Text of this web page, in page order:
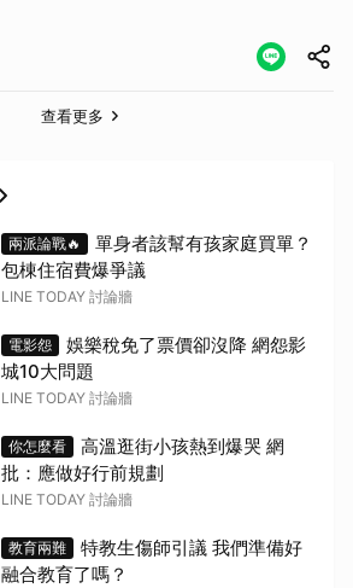
查看更多
兩派論戰🔥
單身者該幫有孩家庭買單？
包棟住宿費爆爭議
LINE TODAY 討論牆
電影怨
娛樂稅免了票價卻沒降 網怨影
城10大問題
LINE TODAY 討論牆
你怎麼看
高溫逛街小孩熱到爆哭 網
批：應做好行前規劃
LINE TODAY 討論牆
教育兩難
特教生傷師引議 我們準備好
融合教育了嗎？